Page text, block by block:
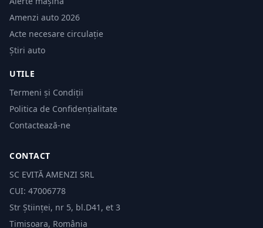
Amenzi auto 2026
Acte necesare circulație
Știri auto
UTILE
Termeni și Condiții
Politica de Confidențialitate
Contactează-ne
CONTACT
SC EVITĂ AMENZI SRL
CUI: 47006778
Str Științei, nr 5, bl.D41, et 3
Timișoara, România